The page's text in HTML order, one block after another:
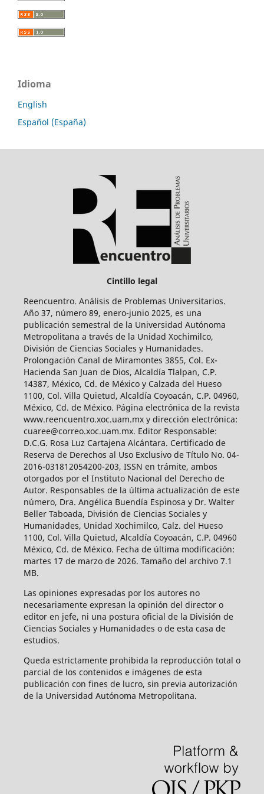
Idioma
English
Español (España)
Cintillo legal
Reencuentro. Análisis de Problemas Universitarios.
Año 37, número 89, enero-junio 2025, es una
publicación semestral de la Universidad Autónoma
Metropolitana a través de la Unidad Xochimilco,
División de Ciencias Sociales y Humanidades.
Prolongación Canal de Miramontes 3855, Col. Ex-
Hacienda San Juan de Dios, Alcaldía Tlalpan, C.P.
14387, México, Cd. de México y Calzada del Hueso
1100, Col. Villa Quietud, Alcaldía Coyoacán, C.P. 04960,
México, Cd. de México. Página electrónica de la revista
www.reencuentro.xoc.uam.mx y dirección electrónica:
cuaree@correo.xoc.uam.mx. Editor Responsable:
D.C.G. Rosa Luz Cartajena Alcántara. Certificado de
Reserva de Derechos al Uso Exclusivo de Título No. 04-
2016-031812054200-203, ISSN en trámite, ambos
otorgados por el Instituto Nacional del Derecho de
Autor. Responsables de la última actualización de este
número, Dra. Angélica Buendía Espinosa y Dr. Walter
Beller Taboada, División de Ciencias Sociales y
Humanidades, Unidad Xochimilco, Calz. del Hueso
1100, Col. Villa Quietud, Alcaldía Coyoacán, C.P. 04960
México, Cd. de México. Fecha de última modificación:
martes 17 de marzo de 2026. Tamaño del archivo 7.1
MB.
Las opiniones expresadas por los autores no
necesariamente expresan la opinión del director o
editor en jefe, ni una postura oficial de la División de
Ciencias Sociales y Humanidades o de esta casa de
estudios.
Queda estrictamente prohibida la reproducción total o
parcial de los contenidos e imágenes de esta
publicación con fines de lucro, sin previa autorización
de la Universidad Autónoma Metropolitana.